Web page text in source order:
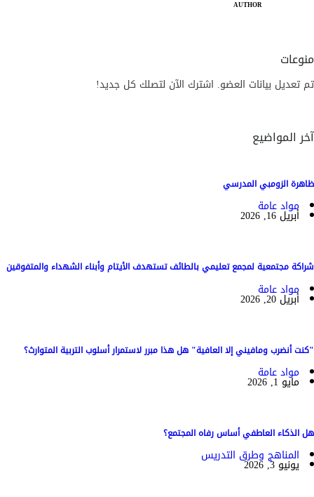
AUTHOR
منوعات
تم تعديل بيانات العضو. اشترك الآن لتصلك كل جديد!
آخر المواضيع
ظاهرة الزومبي المدرسي
مواد عامة
أبريل 16, 2026
شراكة مجتمعية لمجمع تعليمي بالطائف تستهدف الأيتام وأبناء الشهداء والمتفوقين
مواد عامة
أبريل 20, 2026
"كنت أنضرب ومافيني إلا العافية" هل هذا مبرر لاستمرار أسلوب التربية المتوارث؟
مواد عامة
مايو 1, 2026
هل الذكاء العاطفي أساس رفاه المجتمع؟
المناهج وطرق التدريس
يونيو 3, 2026